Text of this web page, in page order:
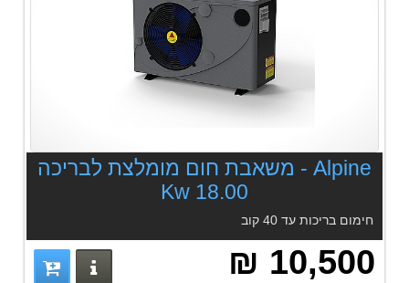
Alpine - משאבת חום מומלצת לבריכה
18.00 Kw
חימום בריכות עד 40 קוב
10,500 ₪ פרטים